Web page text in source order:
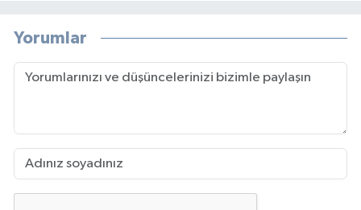
Yorumlar